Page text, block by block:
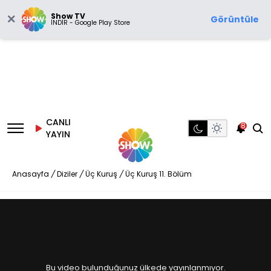
Show TV
İNDİR - Google Play Store Görüntüle
CANLI
YAYIN
8
Anasayfa / Diziler / Üç Kuruş / Üç Kuruş 11. Bölüm
Bu video bulunduğunuz ülkede yayınlanmıyor.